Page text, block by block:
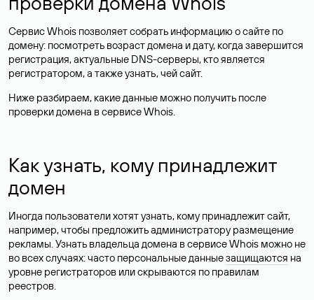
Сервис Whois позволяет собрать информацию о сайте по
домену: посмотреть возраст домена и дату, когда завершится
регистрация, актуальные DNS-серверы, кто является
регистратором, а также узнать, чей сайт.
Ниже разбираем, какие данные можно получить после
проверки домена в сервисе Whois.
Как узнать, кому принадлежит
домен
Иногда пользователи хотят узнать, кому принадлежит сайт,
например, чтобы предложить администратору размещение
рекламы. Узнать владельца домена в сервисе Whois можно не
во всех случаях: часто персональные данныезащищаются на
уровне регистраторов или скрываются по правилам
реестров.